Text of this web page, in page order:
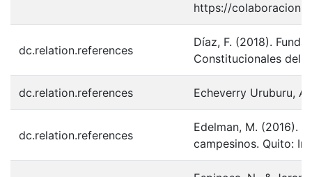
https://
dc.relation.references
Díaz, F. (2018).
Constitucionales del
dc.relation.references Echeverry Uruburu,
dc.relation.references
Edelman, M. (2016).
campesinos. Quito: